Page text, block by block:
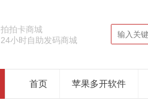
拍拍卡商城
24小时自助发码商城
首页 苹果多开软件